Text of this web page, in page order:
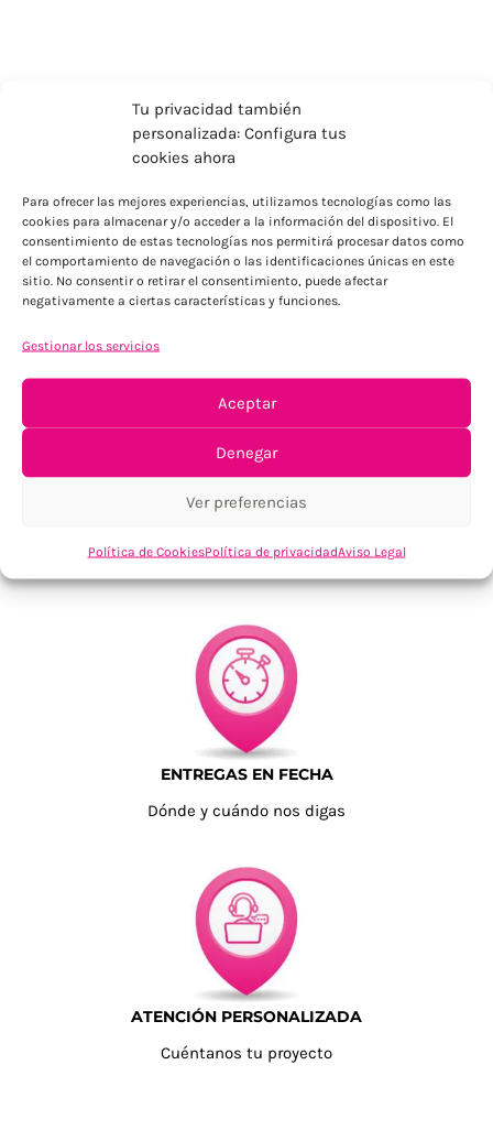
Tu privacidad también
personalizada: Configura tus
cookies ahora
Para ofrecer las mejores experiencias, utilizamos tecnologías como las
cookies para almacenar y/o acceder a la información del dispositivo. El
consentimiento de estas tecnologías nos permitirá procesar datos como
el comportamiento de navegación o las identificaciones únicas en este
sitio. No consentir o retirar el consentimiento, puede afectar
negativamente a ciertas características y funciones.
Gestionar los servicios
Aceptar
Denegar
Ver preferencias
Política de CookiesPolítica de privacidadAviso Legal
ENVÍOS ECONÓMICOS
ENTREGAS EN FECHA
Dónde y cuándo nos digas
ATENCIÓN PERSONALIZADA
Cuéntanos tu proyecto